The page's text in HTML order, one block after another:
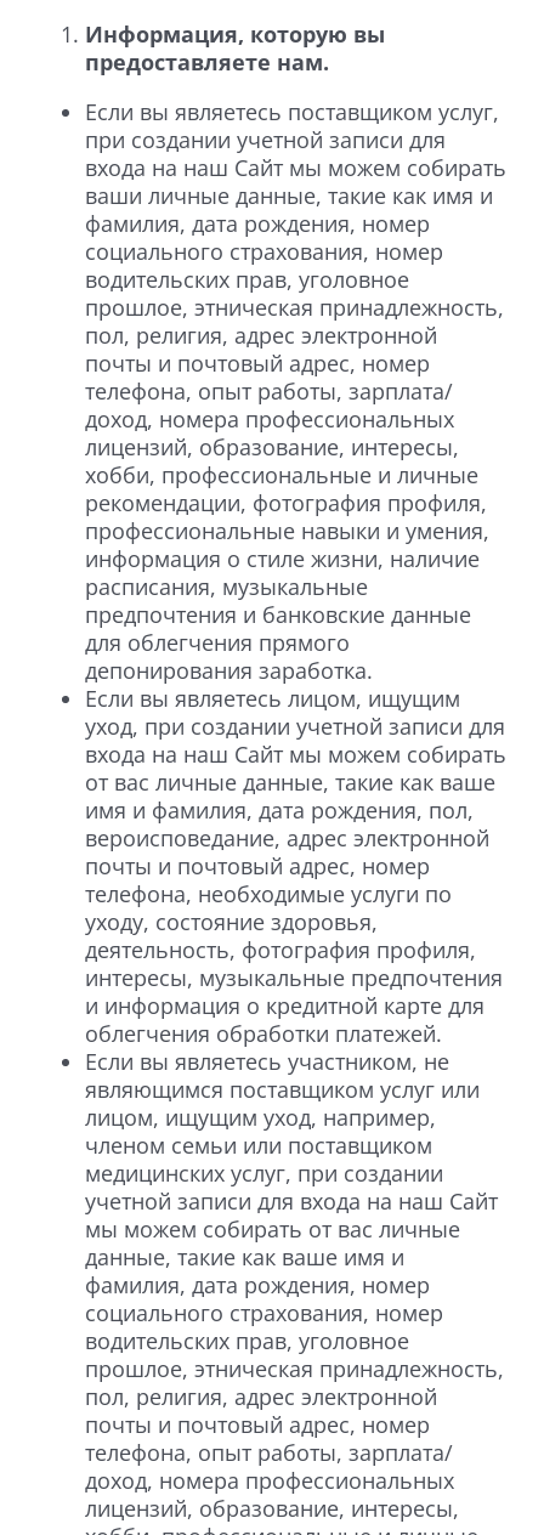
Информация, которую вы
предоставляете нам.
Если вы являетесь поставщиком услуг,
при создании учетной записи для
входа на наш Сайт мы можем собирать
ваши личные данные, такие как имя и
фамилия, дата рождения, номер
социального страхования, номер
водительских прав, уголовное
прошлое, этническая принадлежность,
пол, религия, адрес электронной
почты и почтовый адрес, номер
телефона, опыт работы, зарплата/
доход, номера профессиональных
лицензий, образование, интересы,
хобби, профессиональные и личные
рекомендации, фотография профиля,
профессиональные навыки и умения,
информация о стиле жизни, наличие
расписания, музыкальные
предпочтения и банковские данные
для облегчения прямого
депонирования заработка.
Если вы являетесь лицом, ищущим
уход, при создании учетной записи для
входа на наш Сайт мы можем собирать
от вас личные данные, такие как ваше
имя и фамилия, дата рождения, пол,
вероисповедание, адрес электронной
почты и почтовый адрес, номер
телефона, необходимые услуги по
уходу, состояние здоровья,
деятельность, фотография профиля,
интересы, музыкальные предпочтения
и информация о кредитной карте для
облегчения обработки платежей.
Если вы являетесь участником, не
являющимся поставщиком услуг или
лицом, ищущим уход, например,
членом семьи или поставщиком
медицинских услуг, при создании
учетной записи для входа на наш Сайт
мы можем собирать от вас личные
данные, такие как ваше имя и
фамилия, дата рождения, номер
социального страхования, номер
водительских прав, уголовное
прошлое, этническая принадлежность,
пол, религия, адрес электронной
почты и почтовый адрес, номер
телефона, опыт работы, зарплата/
доход, номера профессиональных
лицензий, образование, интересы,